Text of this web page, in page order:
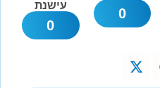
0
עישנת
0